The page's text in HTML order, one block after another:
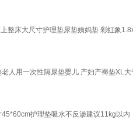
整床大尺寸护理垫尿垫姨妈垫 彩虹象
人用一次性隔尿垫婴儿 产妇产褥垫XL
护理垫吸水不反渗建议11kg以内